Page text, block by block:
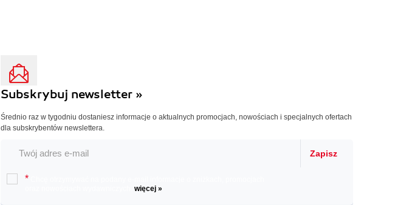
Subskrybuj newsletter »
Średnio raz w tygodniu dostaniesz informacje o aktualnych promocjach, nowościach i specjalnych ofertach
dla subskrybentów newslettera.
Zapisz
*
więcej »